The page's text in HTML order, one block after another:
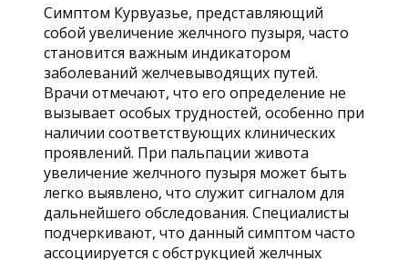
Симптом Курвуазье, представляющий
собой увеличение желчного пузыря, часто
становится важным индикатором
заболеваний желчевыводящих путей.
Врачи отмечают, что его определение не
вызывает особых трудностей, особенно при
наличии соответствующих клинических
проявлений. При пальпации живота
увеличение желчного пузыря может быть
легко выявлено, что служит сигналом для
дальнейшего обследования. Специалисты
подчеркивают, что данный симптом часто
ассоциируется с обструкцией желчных